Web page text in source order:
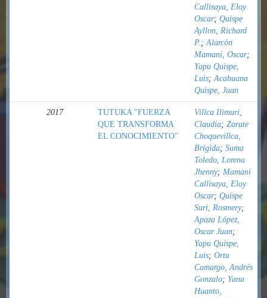
Callisaya, Eloy
Oscar; Quispe
Ayllon, Richard
P. ;Alarcón
Mamani, Oscar;
Yapu Quispe,
Luis;Acahuana
Quispe, Juan
2017
TUTUKA "FUERZA
QUE TRANSFORMA
EL CONOCIMIENTO"
Villca Ilimuri,
Claudia; Zarate
Choquevillca,
Brígida; Suma
Toledo, Lorena
Jhenny; Mamani
Callisaya, Eloy
Oscar; Quispe
Suri, Rosmery;
Apaza López,
Oscar Juan;
Yapu Quispe,
Luis; Orta
Camargo, Andrés
Gonzalo; Yana
Huanto,